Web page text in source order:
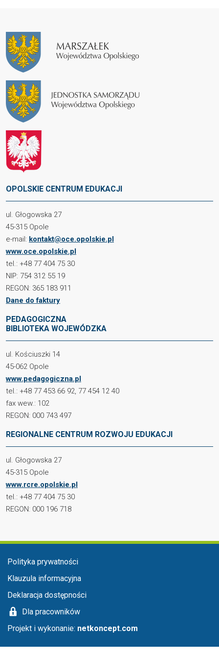
OPOLSKIE CENTRUM EDUKACJI
ul. Głogowska 27
45-315 Opole
e-mail: kontakt@oce.opolskie.pl
www.oce.opolskie.pl
tel.: +48 77 404 75 30
NIP: 754 312 55 19
REGON: 365 183 911
Dane do faktury
PEDAGOGICZNA
BIBLIOTEKA WOJEWÓDZKA
ul. Kościuszki 14
45-062 Opole
www.pedagogiczna.pl
tel.: +48 77 453 66 92, 77 454 12 40
fax wew.: 102
REGON: 000 743 497
REGIONALNE CENTRUM ROZWOJU EDUKACJI
ul. Głogowska 27
45-315 Opole
www.rcre.opolskie.pl
tel.: +48 77 404 75 30
REGON: 000 196 718
Menu stopka
Polityka prywatności
Klauzula informacyjna
Deklaracja dostępności
Dla pracowników
Projekt i wykonanie: netkoncept.com